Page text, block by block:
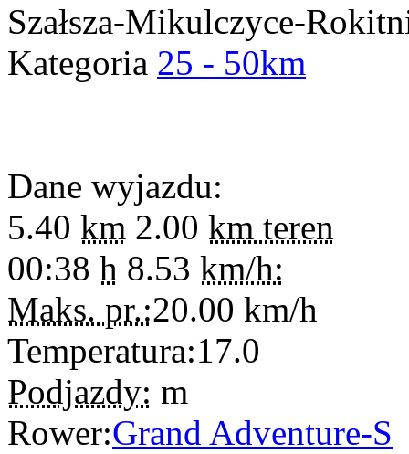
Szałsza-Mikulczyce-
Kategoria 25 - 50km
Dane wyjazdu:
5.40 km 2.00 km teren
00:38 h 8.53 km/h:
Maks. pr.:20.00 km/h
Temperatura:17.0
Podjazdy: m
Rower:Grand Adventure-S